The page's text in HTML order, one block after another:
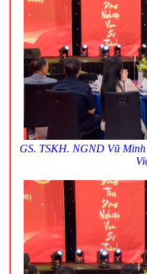
GS. TSKH. NGND Vũ